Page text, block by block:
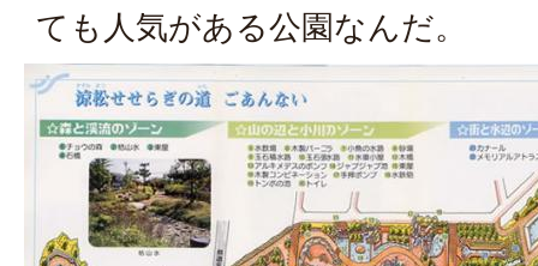
ても人気がある公園なんだ。